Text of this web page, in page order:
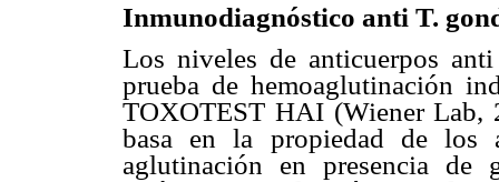
Inmunodiagnóstico anti T.
Los niveles de anticuerpos
prueba de hemoaglutinación
TOXOTEST HAI (Wiener Lab,
basa en la propiedad de los
aglutinación en presencia de